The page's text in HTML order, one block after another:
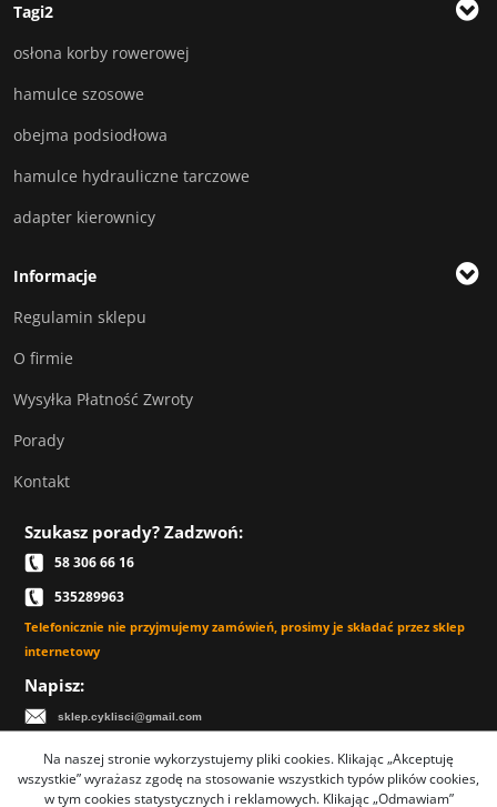
Tagi2
osłona korby rowerowej
hamulce szosowe
obejma podsiodłowa
hamulce hydrauliczne tarczowe
adapter kierownicy
Informacje
Regulamin sklepu
O firmie
Wysyłka Płatność Zwroty
Porady
Kontakt
Szukasz porady? Zadzwoń:
58 306 66 16
535289963
Telefonicznie nie przyjmujemy zamówień, prosimy je składać przez sklep
internetowy
Napisz:
sklep.cyklisci@gmail.com
Na naszej stronie wykorzystujemy pliki cookies. Klikając „Akceptuję
wszystkie” wyrażasz zgodę na stosowanie wszystkich typów plików cookies,
w tym cookies statystycznych i reklamowych. Klikając „Odmawiam”